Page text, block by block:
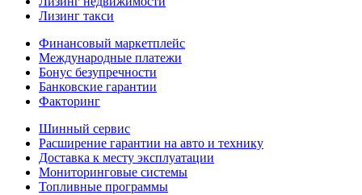
Лизинг такси
Финансовый маркетплейс
Международные платежи
Бонус безупречности
Банковские гарантии
Факторинг
Шинный сервис
Расширение гарантии на авто и технику
Доставка к месту эксплуатации
Мониторинговые системы
Топливные программы